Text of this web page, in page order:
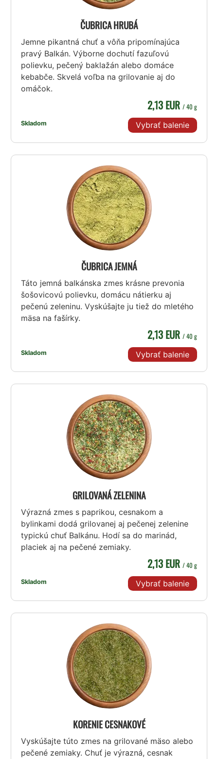
ČUBRICA HRUBÁ
Jemne pikantná chuť a vôňa pripomínajúca
pravý Balkán. Výborne dochutí fazuľovú
polievku, pečený baklažán alebo domáce
kebabče. Skvelá voľba na grilovanie aj do
omáčok.
Skladom
2,13 EUR / 40 g
Vybrať balenie
ČUBRICA JEMNÁ
Táto jemná balkánska zmes krásne prevonia
šošovicovú polievku, domácu nátierku aj
pečenú zeleninu. Vyskúšajte ju tiež do mletého
mäsa na fašírky.
Skladom
2,13 EUR / 40 g
Vybrať balenie
GRILOVANÁ ZELENINA
Výrazná zmes s paprikou, cesnakom a
bylinkami dodá grilovanej aj pečenej zelenine
typickú chuť Balkánu. Hodí sa do marinád,
placiek aj na pečené zemiaky.
Skladom
2,13 EUR / 40 g
Vybrať balenie
KORENIE CESNAKOVÉ
Vyskúšajte túto zmes na grilované mäso alebo
pečené zemiaky. Chuť je výrazná, cesnak